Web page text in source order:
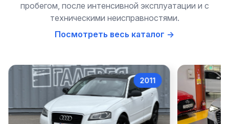
пробегом, после интенсивной эксплуатации и с
техническими неисправностями.
Посмотреть весь каталог →
Audi A6
2022